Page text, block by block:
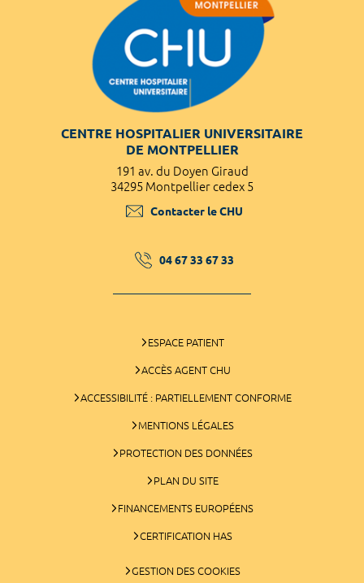
CENTRE HOSPITALIER UNIVERSITAIRE
DE MONTPELLIER
191 av. du Doyen Giraud
34295 Montpellier cedex 5
Contacter le CHU
04 67 33 67 33
ESPACE PATIENT
ACCÈS AGENT CHU
ACCESSIBILITÉ : PARTIELLEMENT CONFORME
MENTIONS LÉGALES
PROTECTION DES DONNÉES
PLAN DU SITE
FINANCEMENTS EUROPÉENS
CERTIFICATION HAS
GESTION DES COOKIES